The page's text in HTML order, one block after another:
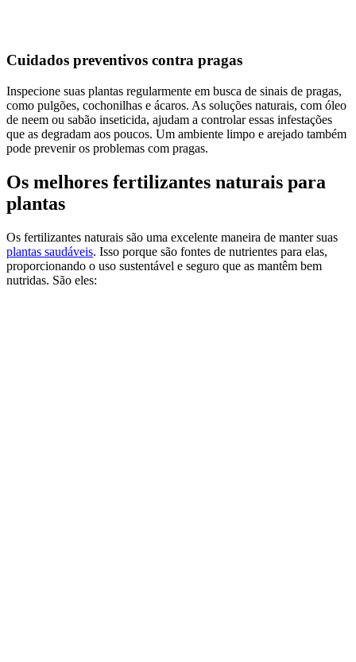
Cuidados preventivos contra pragas
Inspecione suas plantas regularmente em busca de sinais de pragas,
como pulgões, cochonilhas e ácaros. As soluções naturais, com óleo
de neem ou sabão inseticida, ajudam a controlar essas infestações
que as degradam aos poucos. Um ambiente limpo e arejado também
pode prevenir os problemas com pragas.
Os melhores fertilizantes naturais para
plantas
Os fertilizantes naturais são uma excelente maneira de manter suas
plantas saudáveis. Isso porque são fontes de nutrientes para elas,
proporcionando o uso sustentável e seguro que as mantêm bem
nutridas. São eles: